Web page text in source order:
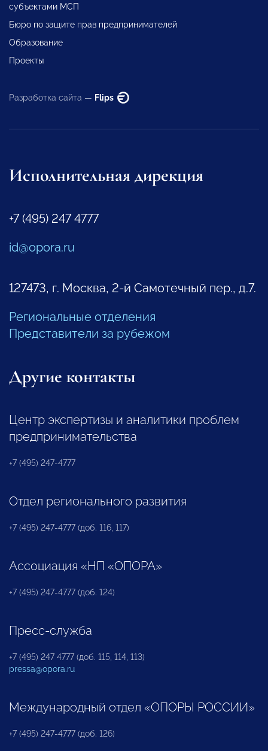
субъектами МСП
Бюро по защите прав предпринимателей
Образование
Проекты
Разработка сайта — Flips
Исполнительная дирекция
+7 (495) 247 4777
id@opora.ru
127473, г. Москва, 2-й Самотечный пер., д.7.
Региональные отделения
Представители за рубежом
Другие контакты
Центр экспертизы и аналитики проблем
предпринимательства
+7 (495) 247-4777
Отдел регионального развития
+7 (495) 247-4777 (доб. 116, 117)
Ассоциация «НП «ОПОРА»
+7 (495) 247-4777 (доб. 124)
Пресс-служба
+7 (495) 247 4777 (доб. 115, 114, 113)
pressa@opora.ru
Международный отдел «ОПОРЫ РОССИИ»
+7 (495) 247-4777 (доб. 126)